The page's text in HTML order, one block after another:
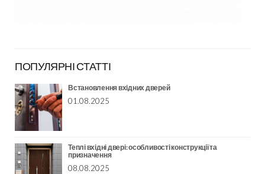
ПОПУЛЯРНІ СТАТТІ
Встановлення вхідних дверей
01.08.2025
Теплі вхідні двері: особливості конструкції та
призначення
08.08.2025